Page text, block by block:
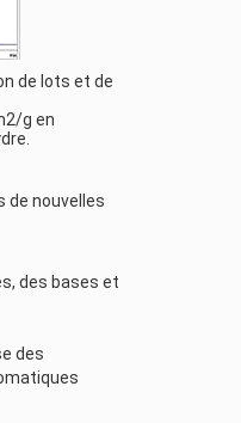
de lots et de
g en
de nouvelles
des bases et
des